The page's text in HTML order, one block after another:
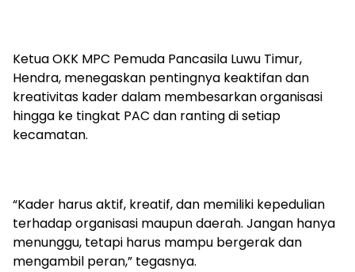
Ketua OKK MPC Pemuda Pancasila Luwu Timur,
Hendra, menegaskan pentingnya keaktifan dan
kreativitas kader dalam membesarkan organisasi
hingga ke tingkat PAC dan ranting di setiap
kecamatan.
“Kader harus aktif, kreatif, dan memiliki kepedulian
terhadap organisasi maupun daerah. Jangan hanya
menunggu, tetapi harus mampu bergerak dan
mengambil peran,” tegasnya.